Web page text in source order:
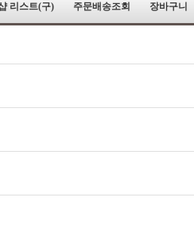
리스트(구) 주문배송조회 장바구니